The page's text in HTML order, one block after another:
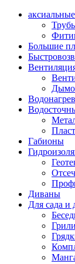
Большие
Габионы
Диваны
Для сада и
Грили